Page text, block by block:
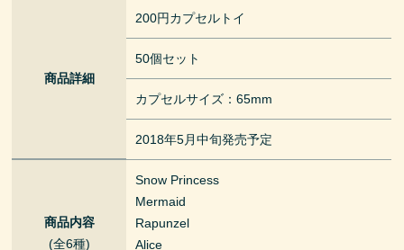
商品詳細
200円カプセルトイ
50個セット
カプセルサイズ：65mm
2018年5月中旬発売予定
商品内容
(全6種)
Snow Princess
Mermaid
Rapunzel
Alice